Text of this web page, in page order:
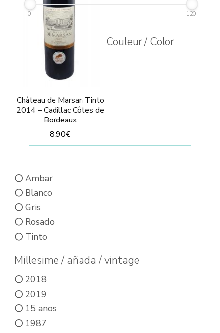
opciones
se
pueden
elegir
en
página
de
producto
opciones
pueden
Château de Marsan Tinto
2014 – Cadillac Côtes de
Bordeaux
8,90€
se
0 120
Couleur / Color
Ambar
Blanco
Gris
Rosado
Tinto
Millesime / añada / vintage
2018
2019
15 anos
1987